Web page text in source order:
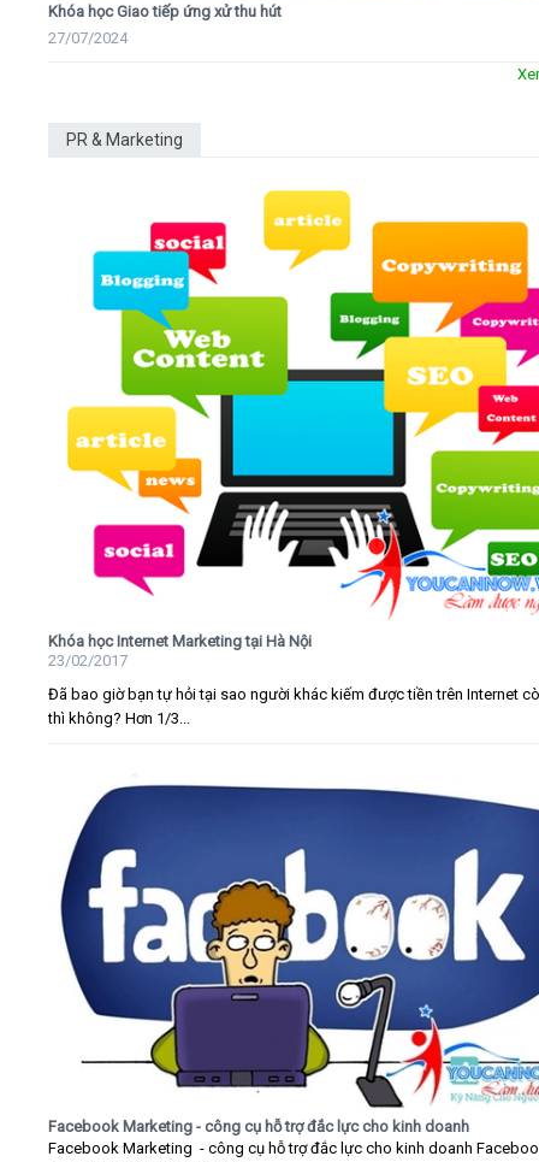
Khóa học Giao tiếp ứng xử thu hút
27/07/2024
PR & Marketing
Khóa học Internet Marketing tại Hà Nội
23/02/2017
Đã bao giờ bạn tự hỏi tại sao người khác kiếm được tiền trên Internet
thì không? Hơn 1/3...
Facebook Marketing - công cụ hỗ trợ đắc lực cho kinh doanh
Facebook Marketing - công cụ hỗ trợ đắc lực cho kinh doanh